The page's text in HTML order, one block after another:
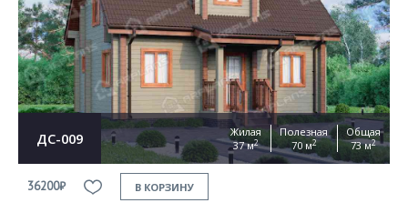
ДС-009
Жилая
37 м2
Полезная
70 м2
Общая
73 м2
36200₽ В КОРЗИНУ